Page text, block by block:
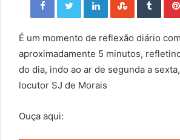
É um momento de reflexão diário
aproximadamente 5 minutos,
do dia, indo ao ar de segunda a
locutor SJ de Morais
Ouça aqui: